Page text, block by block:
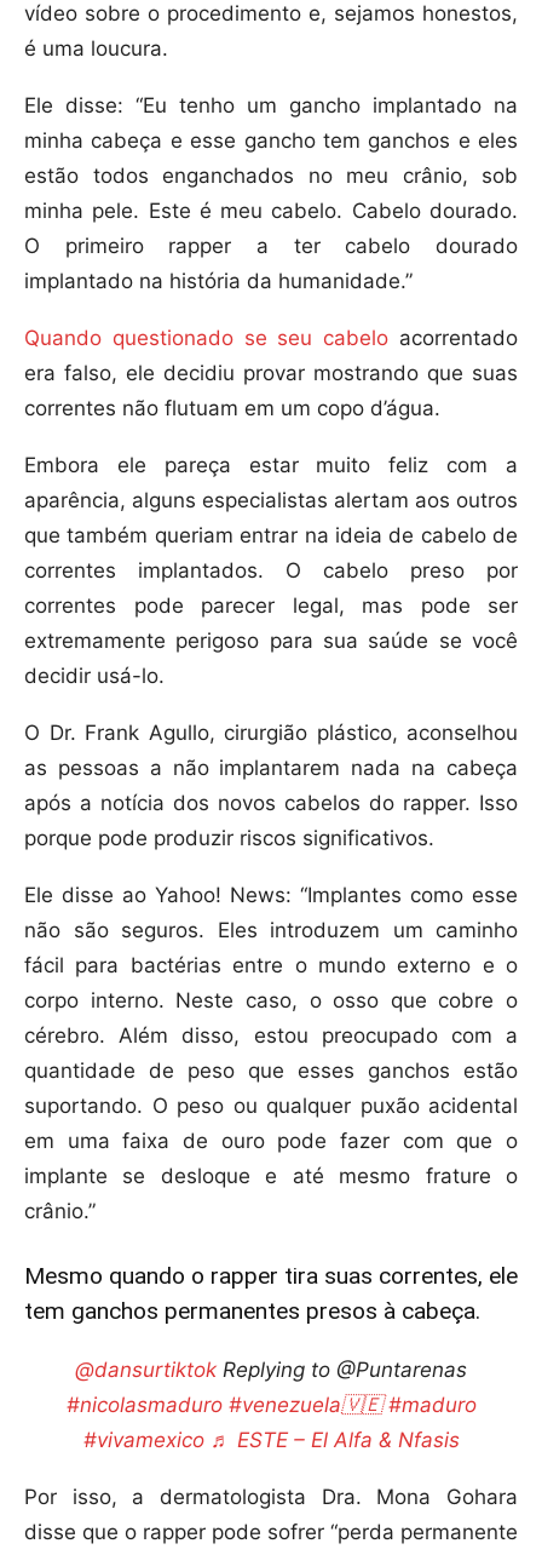
vídeo sobre o procedimento e, sejamos honestos,
é uma loucura.
Ele disse: “Eu tenho um gancho implantado na
minha cabeça e esse gancho tem ganchos e eles
estão todos enganchados no meu crânio, sob
minha pele. Este é meu cabelo. Cabelo dourado.
O primeiro rapper a ter cabelo dourado
implantado na história da humanidade.”
Quando questionado se seu cabelo acorrentado
era falso, ele decidiu provar mostrando que suas
correntes não flutuam em um copo d’água.
Embora ele pareça estar muito feliz com a
aparência, alguns especialistas alertam aos outros
que também queriam entrar na ideia de cabelo de
correntes implantados. O cabelo preso por
correntes pode parecer legal, mas pode ser
extremamente perigoso para sua saúde se você
decidir usá-lo.
O Dr. Frank Agullo, cirurgião plástico, aconselhou
as pessoas a não implantarem nada na cabeça
após a notícia dos novos cabelos do rapper. Isso
porque pode produzir riscos significativos.
Ele disse ao Yahoo! News: “Implantes como esse
não são seguros. Eles introduzem um caminho
fácil para bactérias entre o mundo externo e o
corpo interno. Neste caso, o osso que cobre o
cérebro. Além disso, estou preocupado com a
quantidade de peso que esses ganchos estão
suportando. O peso ou qualquer puxão acidental
em uma faixa de ouro pode fazer com que o
implante se desloque e até mesmo frature o
crânio.”
Mesmo quando o rapper tira suas correntes, ele
tem ganchos permanentes presos à cabeça.
@dansurtiktok Replying to @Puntarenas
#nicolasmaduro #venezuela🇻🇪 #maduro
#vivamexico ♬ ESTE – El Alfa & Nfasis
Por isso, a dermatologista Dra. Mona Gohara
disse que o rapper pode sofrer “perda permanente